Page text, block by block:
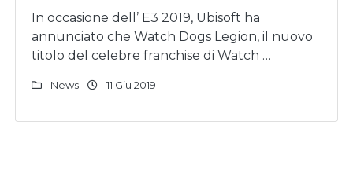
In occasione dell’ E3 2019, Ubisoft ha
annunciato che Watch Dogs Legion, il nuovo
titolo del celebre franchise di Watch …
News 11 Giu 2019